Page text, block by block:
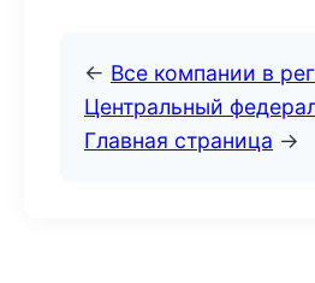
← Все компании в
Центральный
Главная страница →